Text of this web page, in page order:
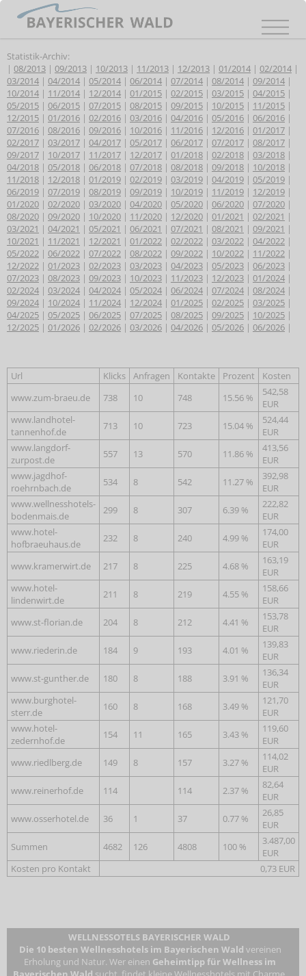
Statistik-Archiv:
| 08/2013 | 09/2013 | 10/2013 | 11/2013 | 12/2013 | 01/2014 | 02/2014 |
03/2014 | 04/2014 | 05/2014 | 06/2014 | 07/2014 | 08/2014 | 09/2014 |
10/2014 | 11/2014 | 12/2014 | 01/2015 | 02/2015 | 03/2015 | 04/2015 |
05/2015 | 06/2015 | 07/2015 | 08/2015 | 09/2015 | 10/2015 | 11/2015 |
12/2015 | 01/2016 | 02/2016 | 03/2016 | 04/2016 | 05/2016 | 06/2016 |
07/2016 | 08/2016 | 09/2016 | 10/2016 | 11/2016 | 12/2016 | 01/2017 |
02/2017 | 03/2017 | 04/2017 | 05/2017 | 06/2017 | 07/2017 | 08/2017 |
09/2017 | 10/2017 | 11/2017 | 12/2017 | 01/2018 | 02/2018 | 03/2018 |
04/2018 | 05/2018 | 06/2018 | 07/2018 | 08/2018 | 09/2018 | 10/2018 |
11/2018 | 12/2018 | 01/2019 | 02/2019 | 03/2019 | 04/2019 | 05/2019 |
06/2019 | 07/2019 | 08/2019 | 09/2019 | 10/2019 | 11/2019 | 12/2019 |
01/2020 | 02/2020 | 03/2020 | 04/2020 | 05/2020 | 06/2020 | 07/2020 |
08/2020 | 09/2020 | 10/2020 | 11/2020 | 12/2020 | 01/2021 | 02/2021 |
03/2021 | 04/2021 | 05/2021 | 06/2021 | 07/2021 | 08/2021 | 09/2021 |
10/2021 | 11/2021 | 12/2021 | 01/2022 | 02/2022 | 03/2022 | 04/2022 |
05/2022 | 06/2022 | 07/2022 | 08/2022 | 09/2022 | 10/2022 | 11/2022 |
12/2022 | 01/2023 | 02/2023 | 03/2023 | 04/2023 | 05/2023 | 06/2023 |
07/2023 | 08/2023 | 09/2023 | 10/2023 | 11/2023 | 12/2023 | 01/2024 |
02/2024 | 03/2024 | 04/2024 | 05/2024 | 06/2024 | 07/2024 | 08/2024 |
09/2024 | 10/2024 | 11/2024 | 12/2024 | 01/2025 | 02/2025 | 03/2025 |
04/2025 | 05/2025 | 06/2025 | 07/2025 | 08/2025 | 09/2025 | 10/2025 |
12/2025 | 01/2026 | 02/2026 | 03/2026 | 04/2026 | 05/2026 | 06/2026 |
Url Klicks Anfragen Kontakte Prozent
Kosten
www.zum-braeu.de
738 10 748 15.56 %
542,58
EUR
www.landhotel-
tannenhof.de
713 10 723 15.04 %
524,44
EUR
www.langdorf-
zurpost.de
557 13 570 11.86 %
413,56
EUR
www.jagdhof-
roehrnbach.de
534 8 542 11.27 %
392,98
EUR
www.wellnesshotels-
bodenmais.de
299 8 307 6.39 %
222,82
EUR
www.hotel-
hofbraeuhaus.de
232 8 240 4.99 %
174,00
EUR
www.kramerwirt.de
217 8 225 4.68 %
163,19
EUR
www.hotel-
lindenwirt.de
211 8 219 4.55 %
158,66
EUR
www.st-florian.de
204 8 212 4.41 %
153,78
EUR
www.riederin.de
184 9 193 4.01 %
139,83
EUR
www.st-gunther.de
180 8 188 3.91 %
136,34
EUR
www.burghotel-
sterr.de
160 8 168 3.49 %
121,70
EUR
www.hotel-
zedernhof.de
154 11 165 3.43 %
119,60
EUR
www.riedlberg.de
149 8 157 3.27 %
114,02
EUR
www.reinerhof.de
114 114 2.37 %
82,64
EUR
www.osserhotel.de
36 1 37 0.77 %
26,85
EUR
Summen
4682 126 4808 100 %
3.487,00
EUR
Kosten pro Kontakt
0,73 EUR
WELLNESSOTELS BAYERISCHER WALD
Die 10 besten Wellnesshotels im Bayerischen Wald vereinen
Erholung und Natur. Wer einen Geheimtipp für Wellness im